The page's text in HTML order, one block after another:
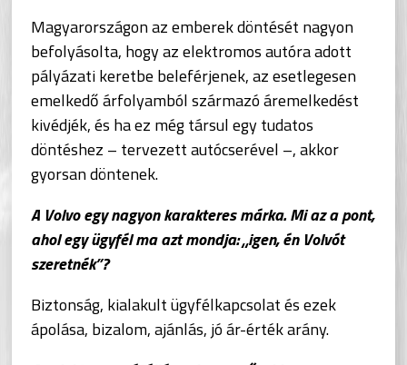
Magyarországon az emberek döntését nagyon
befolyásolta, hogy az elektromos autóra adott
pályázati keretbe beleférjenek, az esetlegesen
emelkedő árfolyamból származó áremelkedést
kivédjék, és ha ez még társul egy tudatos
döntéshez – tervezett autócserével –, akkor
gyorsan döntenek.
A Volvo egy nagyon karakteres márka. Mi az a pont,
ahol egy ügyfél ma azt mondja: „igen, én Volvót
szeretnék”?
Biztonság, kialakult ügyfélkapcsolat és ezek
ápolása, bizalom, ajánlás, jó ár-érték arány.